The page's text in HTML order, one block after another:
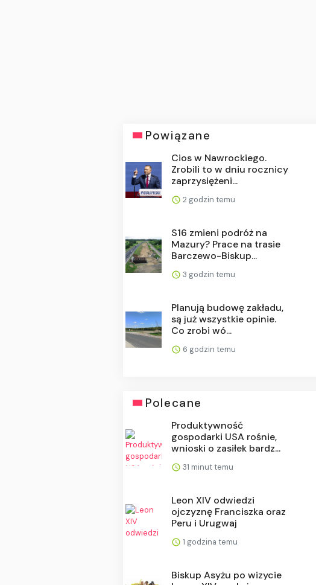
Powiązane
Cios w Nawrockiego.
Zrobili to w dniu rocznicy
zaprzysiężeni...
2 godzin temu
S16 zmieni podróż na
Mazury? Prace na trasie
Barczewo-Biskup...
3 godzin temu
Planują budowę zakładu,
są już wszystkie opinie.
Co zrobi wó...
6 godzin temu
Polecane
Produktywność
gospodarki USA rośnie,
wnioski o zasiłek bardz...
31 minut temu
Leon XIV odwiedzi
ojczyznę Franciszka oraz
Peru i Urugwaj
1 godzina temu
Biskup Asyżu po wizycie